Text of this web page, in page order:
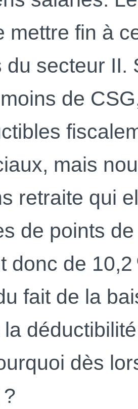
mettre fin à
du secteur II.
de
mais
retraite qui
de points
donc de
fait de la
dès